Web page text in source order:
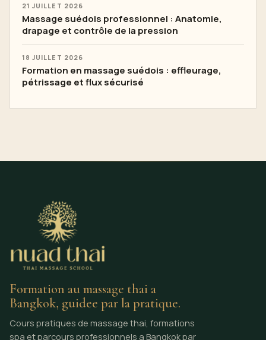
21 JUILLET 2026
Massage suédois professionnel : Anatomie,
drapage et contrôle de la pression
18 JUILLET 2026
Formation en massage suédois : effleurage,
pétrissage et flux sécurisé
Formation au massage thai a
Bangkok, guidee par la pratique.
Cours pratiques de massage thai, formations
spa et parcours professionnels a Bangkok par